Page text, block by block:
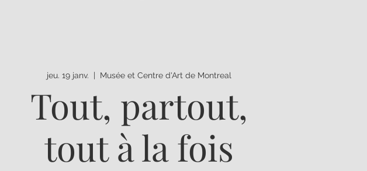
jeu. 19 janv. Musée et Centre d'Art de Montreal
Tout, partout,
tout à la fois